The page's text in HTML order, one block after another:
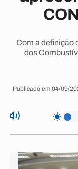
Com a definição
dos
Publicado em 04/09/